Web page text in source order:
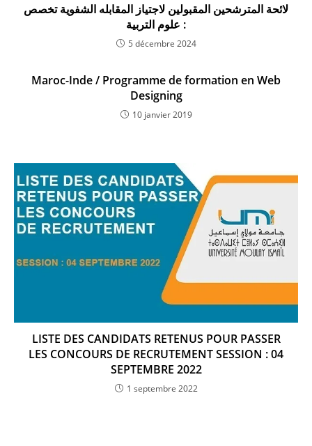
لائحة المترشحين المقبولين لاجتياز المقابله الشفوية تخصص
: علوم التربية
5 décembre 2024
Maroc-Inde / Programme de formation en Web
Designing
10 janvier 2019
LISTE DES CANDIDATS RETENUS POUR PASSER
LES CONCOURS DE RECRUTEMENT SESSION : 04
SEPTEMBRE 2022
1 septembre 2022